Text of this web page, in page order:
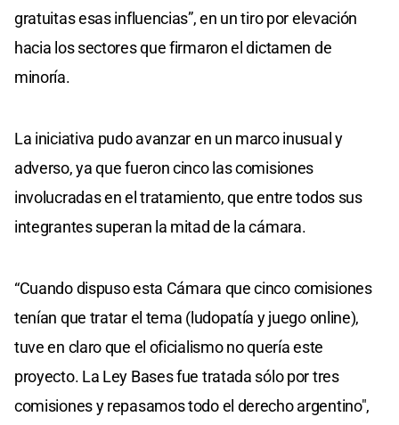
gratuitas esas influencias”, en un tiro por elevación
hacia los sectores que firmaron el dictamen de
minoría.
La iniciativa pudo avanzar en un marco inusual y
adverso, ya que fueron cinco las comisiones
involucradas en el tratamiento, que entre todos sus
integrantes superan la mitad de la cámara.
“Cuando dispuso esta Cámara que cinco comisiones
tenían que tratar el tema (ludopatía y juego online),
tuve en claro que el oficialismo no quería este
proyecto. La Ley Bases fue tratada sólo por tres
comisiones y repasamos todo el derecho argentino",